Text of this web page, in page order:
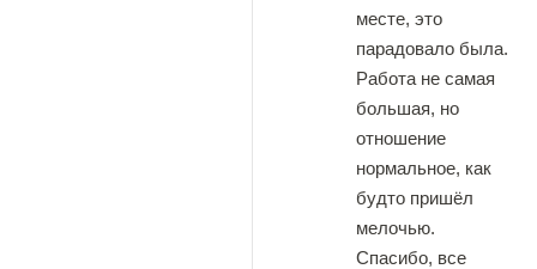
месте, это
парадовало была.
Работа не самая
большая, но
отношение
нормальное, как
будто пришёл
мелочью.
Спасибо, все